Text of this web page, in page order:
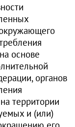
основе
органов
территории
и (или)